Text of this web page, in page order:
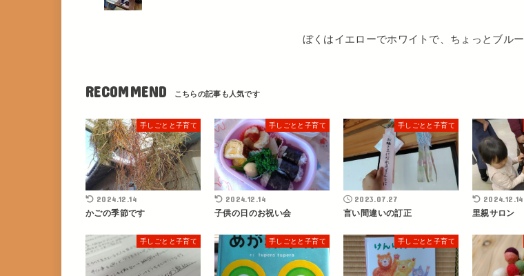
ぼくはイエローでホワイトで、ちょっとブルー
RECOMMEND
手しごとと子育て
2024.12.14
かごの季節です
手しごとと子育て
2024.12.14
子供の日のお祝い会
手しごとと子育て
2023.07.27
言い間違いの訂正
2024.12.14
里親サロン
手しごとと子育て 手しごとと子育て 手しごとと子育て